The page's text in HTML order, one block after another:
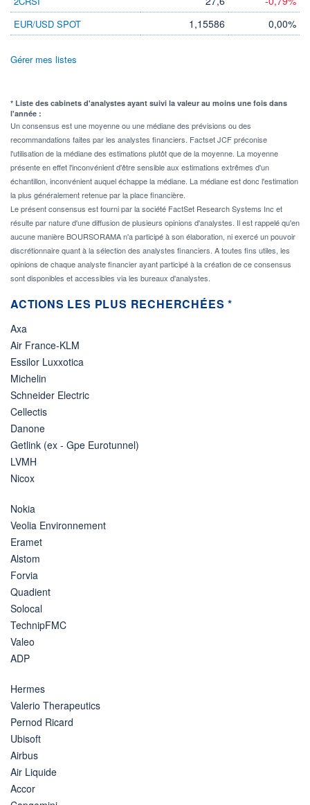
EUR/USD SPOT 1,15586 0,00%
Gérer mes listes
* Liste des cabinets d'analystes ayant suivi la valeur au moins une fois dans
l'année :
Un consensus est une moyenne ou une médiane des prévisions ou des
recommandations faites par les analystes financiers. Factset JCF préconise
l'utilisation de la médiane des estimations plutôt que de la moyenne. La moyenne
présente en effet l'inconvénient d'être sensible aux estimations extrêmes d'un
échantillon, inconvénient auquel échappe la médiane. La médiane est donc l'estimation
la plus généralement retenue par la place financière.
Le présent consensus est fourni par la société FactSet Research Systems Inc et
résulte par nature d'une diffusion de plusieurs opinions d'analystes. Il est rappelé qu'en
aucune manière BOURSORAMA n'a participé à son élaboration, ni exercé un pouvoir
discrétionnaire quant à la sélection des analystes financiers. A toutes fins utiles, les
opinions de chaque analyste financier ayant participé à la création de ce consensus
sont disponibles et accessibles via les bureaux d'analystes.
ACTIONS LES PLUS RECHERCHÉES *
Axa
Air France-KLM
Essilor Luxxotica
Michelin
Schneider Electric
Cellectis
Danone
Getlink (ex - Gpe Eurotunnel)
LVMH
Nicox
Nokia
Veolia Environnement
Eramet
Alstom
Forvia
Quadient
Solocal
TechnipFMC
Valeo
ADP
Hermes
Valerio Therapeutics
Pernod Ricard
Ubisoft
Airbus
Air Liquide
Accor